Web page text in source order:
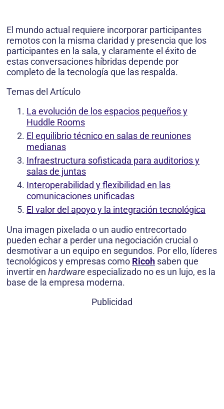
El mundo actual requiere incorporar participantes
remotos con la misma claridad y presencia que los
participantes en la sala, y claramente el éxito de
estas conversaciones híbridas depende por
completo de la tecnología que las respalda.
Temas del Artículo
La evolución de los espacios pequeños y
Huddle Rooms
El equilibrio técnico en salas de reuniones
medianas
Infraestructura sofisticada para auditorios y
salas de juntas
Interoperabilidad y flexibilidad en las
comunicaciones unificadas
El valor del apoyo y la integración tecnológica
Una imagen pixelada o un audio entrecortado
pueden echar a perder una negociación crucial o
desmotivar a un equipo en segundos. Por ello, líderes
tecnológicos y empresas como Ricoh saben que
invertir en hardwareespecializado no es un lujo, es la
base de la empresa moderna.
Publicidad